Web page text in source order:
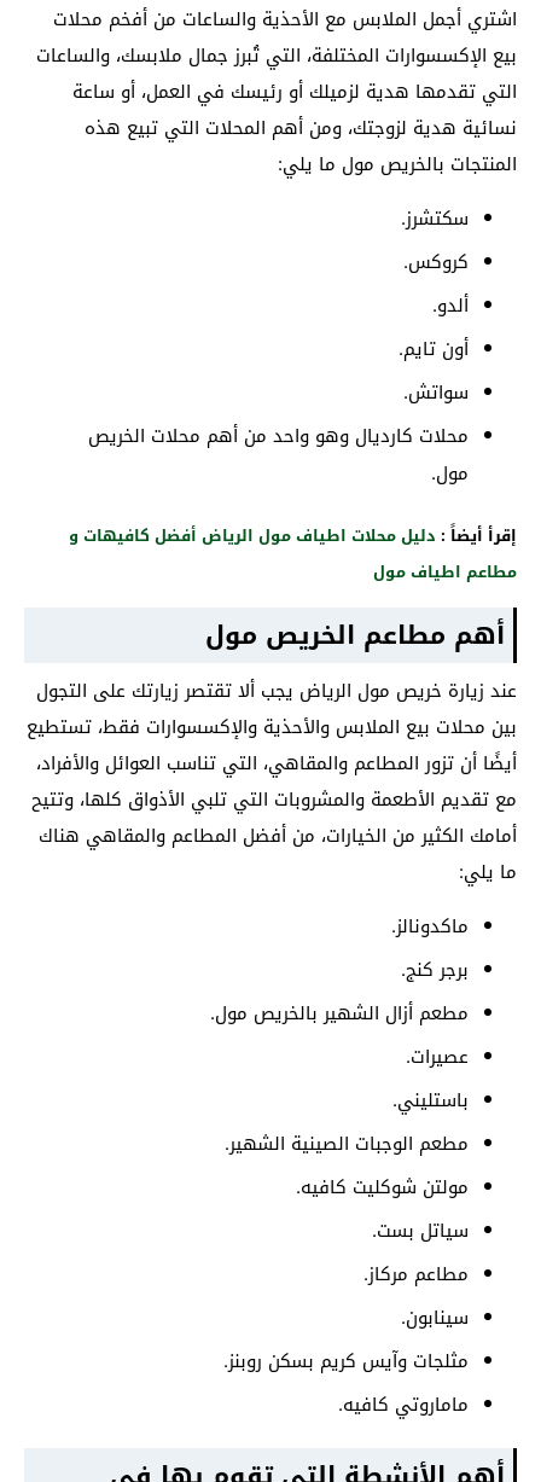
اشتري أجمل الملابس مع الأحذية والساعات من أفخم محلات
بيع الإكسسوارات المختلفة، التي تُبرز جمال ملابسك، والساعات
التي تقدمها هدية لزميلك أو رئيسك في العمل، أو ساعة
نسائية هدية لزوجتك، ومن أهم المحلات التي تبيع هذه
المنتجات بالخريص مول ما يلي:
سكتشرز.
كروكس.
ألدو.
أون تايم.
سواتش.
محلات كارديال وهو واحد من أهم محلات الخريص
مول.
إقرأ أيضاً : دليل محلات اطياف مول الرياض أفضل كافيهات و
مطاعم اطياف مول
أهم مطاعم الخريص مول
عند زيارة خريص مول الرياض يجب ألا تقتصر زيارتك على التجول
بين محلات بيع الملابس والأحذية والإكسسوارات فقط، تستطيع
أيضًا أن تزور المطاعم والمقاهي، التي تناسب العوائل والأفراد،
مع تقديم الأطعمة والمشروبات التي تلبي الأذواق كلها، وتتيح
أمامك الكثير من الخيارات، من أفضل المطاعم والمقاهي هناك
ما يلي:
ماكدونالز.
برجر كنج.
مطعم أزال الشهير بالخريص مول.
عصيرات.
باستليني.
مطعم الوجبات الصينية الشهير.
مولتن شوكليت كافيه.
سياتل بست.
مطاعم مركاز.
سينابون.
مثلجات وآيس كريم بسكن روبنز.
ماماروتي كافيه.